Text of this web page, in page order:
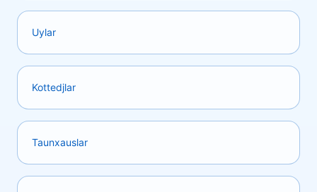
Uylar
Kottedjlar
Taunxauslar